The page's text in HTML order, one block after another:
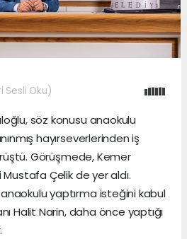
Sesli Oku)
söz konusu anaokulu
hayırseverlerinden iş
Görüşmede, Kemer
Çelik de yer aldı.
yaptırma isteğini kabul
Halit Narin, daha önce yaptığı